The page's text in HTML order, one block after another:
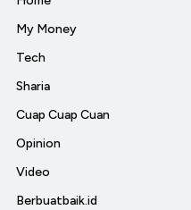
My Money
Tech
Sharia
Cuap Cuap Cuan
Opinion
Video
Berbuatbaik.id